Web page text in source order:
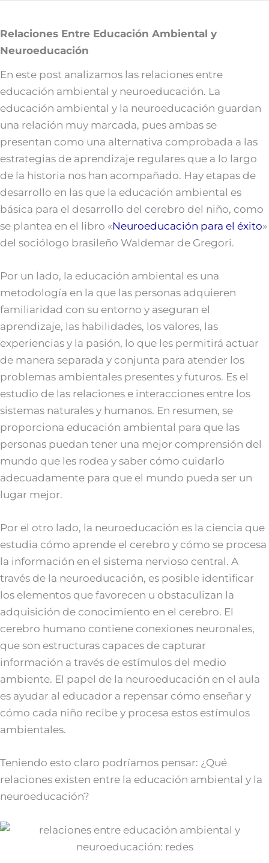
Relaciones Entre Educación Ambiental y
Neuroeducación
En este post analizamos las relaciones entre
educación ambiental y neuroeducación. La
educación ambiental y la neuroeducación guardan
una relación muy marcada, pues ambas se
presentan como una alternativa comprobada a las
estrategias de aprendizaje regulares que a lo largo
de la historia nos han acompañado. Hay etapas de
desarrollo en las que la educación ambiental es
básica para el desarrollo del cerebro del niño, como
se plantea en el libro «Neuroeducación para el éxito»
del sociólogo brasileño Waldemar de Gregori.
Por un lado, la educación ambiental es una
metodología en la que las personas adquieren
familiaridad con su entorno y aseguran el
aprendizaje, las habilidades, los valores, las
experiencias y la pasión, lo que les permitirá actuar
de manera separada y conjunta para atender los
problemas ambientales presentes y futuros. Es el
estudio de las relaciones e interacciones entre los
sistemas naturales y humanos. En resumen, se
proporciona educación ambiental para que las
personas puedan tener una mejor comprensión del
mundo que les rodea y saber cómo cuidarlo
adecuadamente para que el mundo pueda ser un
lugar mejor.
Por el otro lado, la neuroeducación es la ciencia que
estudia cómo aprende el cerebro y cómo se procesa
la información en el sistema nervioso central. A
través de la neuroeducación, es posible identificar
los elementos que favorecen u obstaculizan la
adquisición de conocimiento en el cerebro. El
cerebro humano contiene conexiones neuronales,
que son estructuras capaces de capturar
información a través de estímulos del medio
ambiente. El papel de la neuroeducación en el aula
es ayudar al educador a repensar cómo enseñar y
cómo cada niño recibe y procesa estos estímulos
ambientales.
Teniendo esto claro podríamos pensar: ¿Qué
relaciones existen entre la educación ambiental y la
neuroeducación?